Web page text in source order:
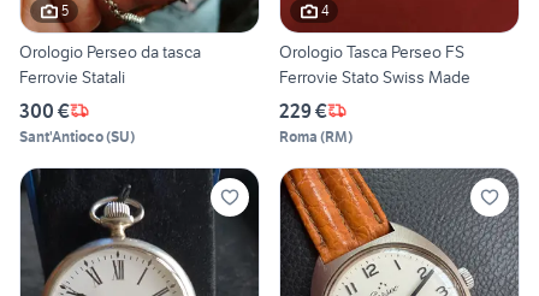
5
Orologio Perseo da tasca
Ferrovie Statali
300 €
Sant'Antioco(SU)
4
Orologio Tasca Perseo FS
Ferrovie Stato Swiss Made
229 €
Roma (RM)